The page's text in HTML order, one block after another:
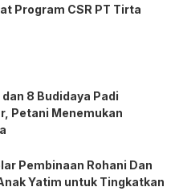
Program CSR PT Tirta
8 Budidaya Padi
Petani Menemukan
Pembinaan Rohani Dan
Yatim untuk Tingkatkan